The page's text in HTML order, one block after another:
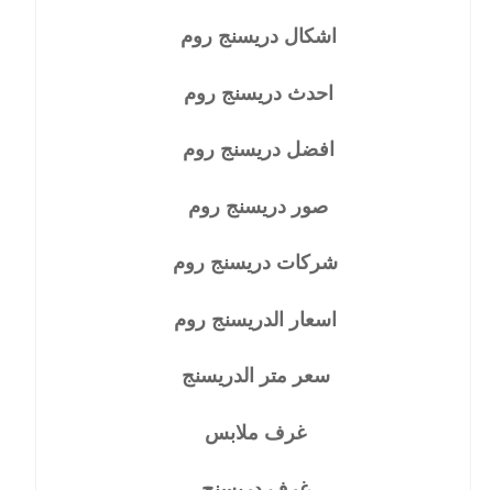
اشكال دريسنج روم
احدث دريسنج روم
افضل دريسنج روم
صور دريسنج روم
شركات دريسنج روم
اسعار الدريسنج روم
سعر متر الدريسنج
غرف ملابس